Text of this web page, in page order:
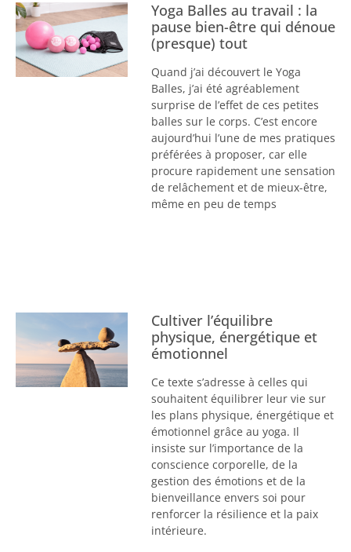
Yoga Balles au travail : la
pause bien-être qui dénoue
(presque) tout
Quand j’ai découvert le Yoga
Balles, j’ai été agréablement
surprise de l’effet de ces petites
balles sur le corps. C’est encore
aujourd’hui l’une de mes pratiques
préférées à proposer, car elle
procure rapidement une sensation
de relâchement et de mieux-être,
même en peu de temps
Cultiver l’équilibre
physique, énergétique et
émotionnel
Ce texte s’adresse à celles qui
souhaitent équilibrer leur vie sur
les plans physique, énergétique et
émotionnel grâce au yoga. Il
insiste sur l’importance de la
conscience corporelle, de la
gestion des émotions et de la
bienveillance envers soi pour
renforcer la résilience et la paix
intérieure.